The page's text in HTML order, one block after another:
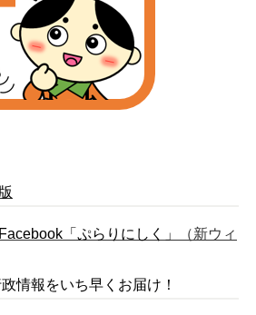
「ぷらりにしく」
（新ウィ
情報をいち早くお届け！